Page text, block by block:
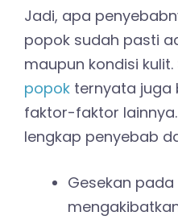
Jadi, apa
popok sudah pasti
maupun kondisi kulit.
popok ternyata juga
faktor-faktor
lengkap penyebab
Gesekan